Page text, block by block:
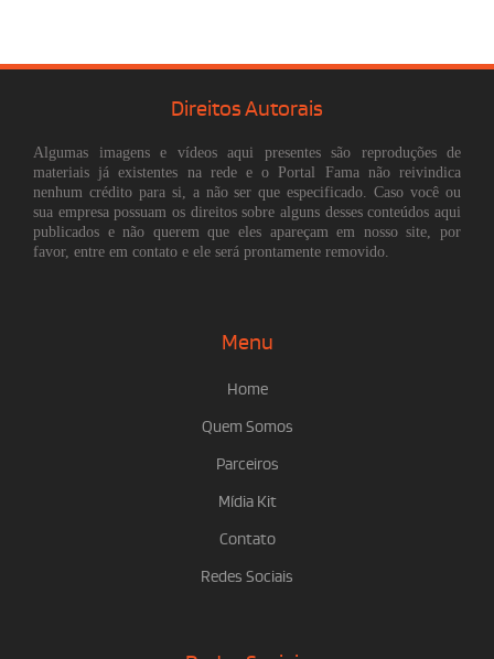
Direitos Autorais
Algumas imagens e vídeos aqui presentes são reproduções de
materiais já existentes na rede e o Portal Fama não reivindica
nenhum crédito para si, a não ser que especificado. Caso você ou
sua empresa possuam os direitos sobre alguns desses conteúdos aqui
publicados e não querem que eles apareçam em nosso site, por
favor, entre em contato e ele será prontamente removido.
Menu
Home
Quem Somos
Parceiros
Mídia Kit
Contato
Redes Sociais